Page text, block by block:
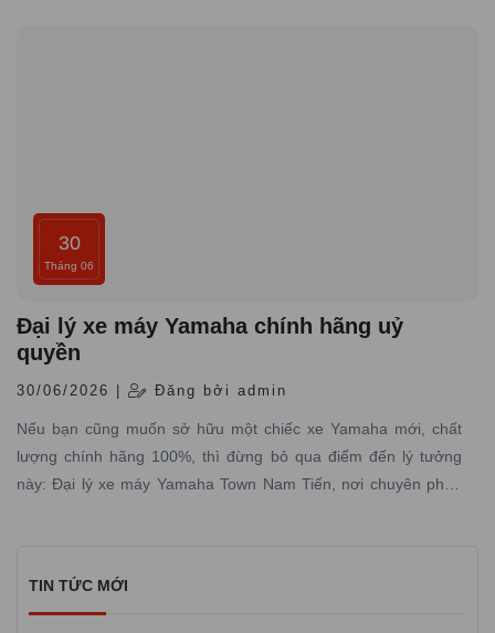
30
Tháng 06
Đại lý xe máy Yamaha chính hãng uỷ
quyền
30/06/2026 | Đăng bởi admin
Nếu bạn cũng muốn sở hữu một chiếc xe Yamaha mới, chất
lượng chính hãng 100%, thì đừng bỏ qua điểm đến lý tưởng
này: Đại lý xe máy Yamaha Town Nam Tiến, nơi chuyên phân
TIN TỨC MỚI